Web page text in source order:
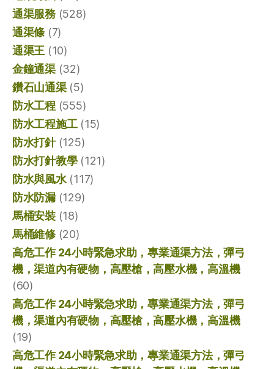
通渠服務(528)
通渠條 (7)
通渠王 (10)
金鐘通渠(32)
鑽石山通渠(5)
防水工程(555)
防水工程施工(15)
防水打針(125)
防水打針教學(121)
防水與風水(117)
防水防漏(129)
馬桶安裝(18)
馬桶維修(20)
高危工作 24小時緊急求助，專業通渠方法，彈弓
機，渠道內有硬物，高壓槍，高壓水機，高溫機
(60)
高危工作 24小時緊急求助，專業通渠方法，彈弓
機，渠道內有硬物，高壓槍，高壓水機，高溫機
(19)
高危工作 24小時緊急求助，專業通渠方法，彈弓